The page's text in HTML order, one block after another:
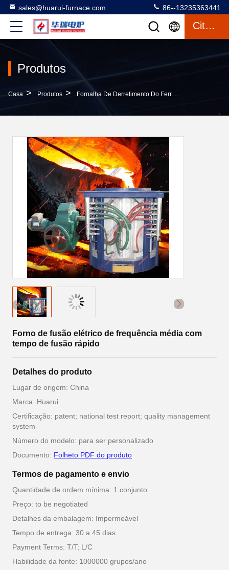
sales@huarui-furnace.com 86--13235363441
Citações
Produtos
Casa > Produtos > Fornalha De Derretimento Do Ferro
Forno de fusão elétrico de frequência média com
tempo de fusão rápido
Detalhes do produto
Lugar de origem: China
Marca: Huarui
Certificação: patent; national test report; quality management
system
Número do modelo: para ser personalizado
Documento: Folheto PDF do produto
Termos de pagamento e envio
Quantidade de ordem mínima: 1 conjunto
Preço: to be negotiated
Detalhes da embalagem: Impermeável
Tempo de entrega: 30 a 45 dias
Payment Terms: T/T; L/C
Habilidade da fonte: 1000000 grupos/ano